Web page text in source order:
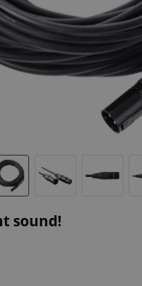
sound!